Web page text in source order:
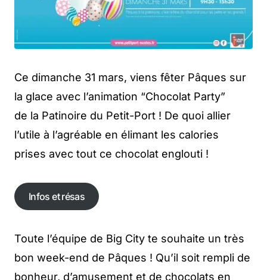
Ce dimanche 31 mars, viens fêter Pâques sur
la glace avec l’animation “Chocolat Party”
de la Patinoire du Petit-Port ! De quoi allier
l’utile à l’agréable en élimant les calories
prises avec tout ce chocolat englouti !
Infos et résas
Infos et résas
Toute l’équipe de Big City te souhaite un très
bon week-end de Pâques ! Qu’il soit rempli de
bonheur, d’amusement et de chocolats en